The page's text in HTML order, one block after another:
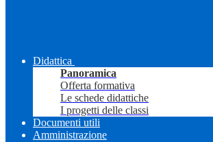
Didattica
Panoramica
Offerta formativa
Le schede didattiche
I progetti delle classi
Documenti utili
Amministrazione